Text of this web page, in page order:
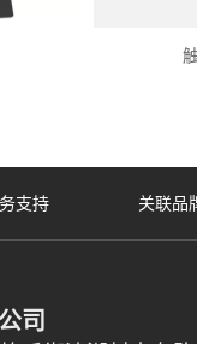
支持 关联品
司